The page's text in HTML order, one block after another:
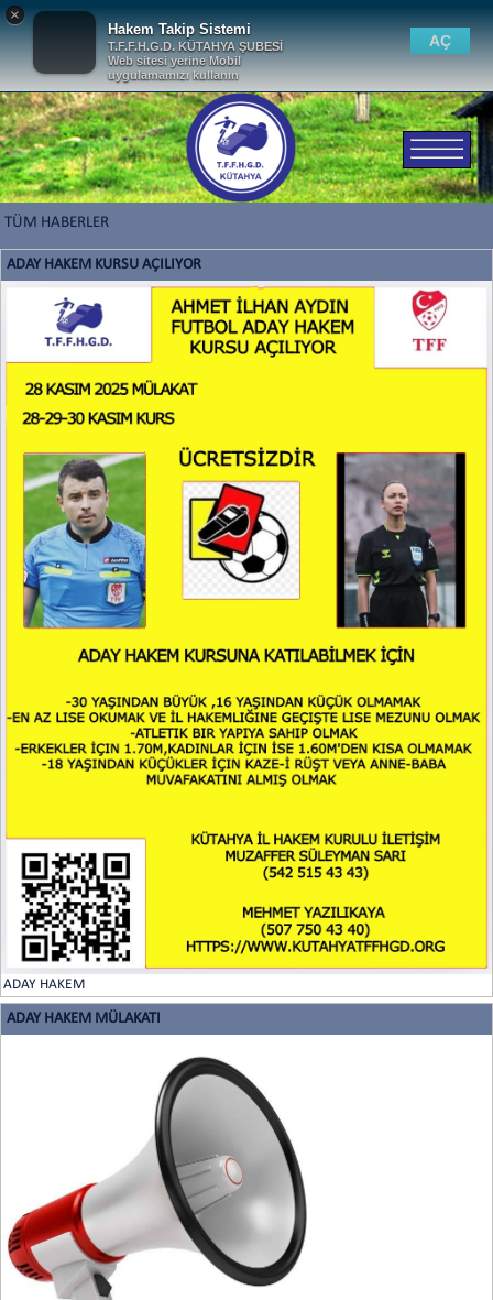
×
Hakem Takip Sistemi
T.F.F.H.G.D. KÜTAHYA ŞUBESİ
Web sitesi yerine Mobil
uygulamamızı kullanın
AÇ
TÜM HABERLER
ADAY HAKEM KURSU AÇILIYOR
ADAY HAKEM
ADAY HAKEM MÜLAKATI